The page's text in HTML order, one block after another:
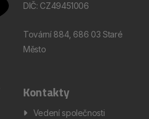
DIČ: CZ49451006
Tovární 884, 686 03 Staré
Město
Kontakty
Vedení společnosti